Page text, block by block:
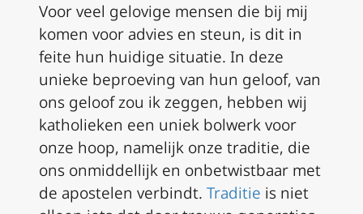
Voor veel gelovige mensen die bij mij
komen voor advies en steun, is dit in
feite hun huidige situatie. In deze
unieke beproeving van hun geloof, van
ons geloof zou ik zeggen, hebben wij
katholieken een uniek bolwerk voor
onze hoop, namelijk onze traditie, die
ons onmiddellijk en onbetwistbaar met
de apostelen verbindt. Traditie is niet